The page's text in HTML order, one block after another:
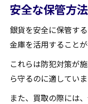
安全な保管方
銀貨を安全に保管す
金庫を活用することが
これらは防犯対策が
ら守るのに適していま
また、買取の際には